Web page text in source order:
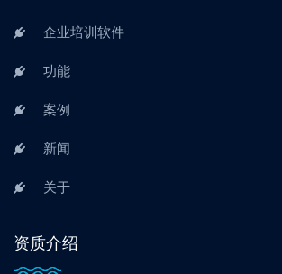
企业培训软件
功能
案例
新闻
关于
资质介绍